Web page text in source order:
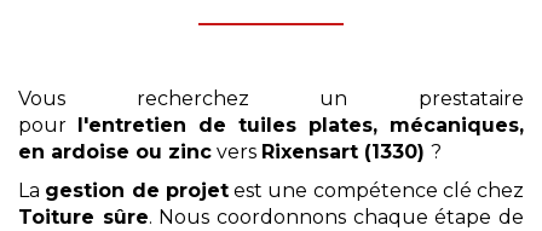
Vous recherchez un prestataire
pour l'entretien
de tuiles plates, mécaniques,
en ardoise ou zinc vers Rixensart (1330) ?
La gestion de projetest une compétence clé chez
Toiture sûre. Nous coordonnons chaque étape de